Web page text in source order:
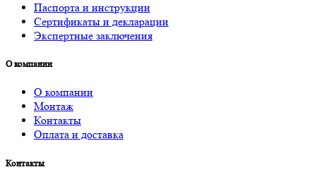
Паспорта и инструкции
Сертификаты и декларации
Экспертные заключения
О компании
О компании
Монтаж
Контакты
Оплата и доставка
Контакты